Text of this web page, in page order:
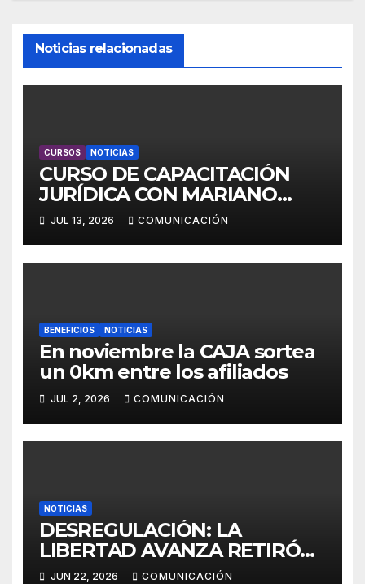
Noticias relacionadas
CURSOS NOTICIAS
CURSO DE CAPACITACIÓN
JURÍDICA CON MARIANO
ESPER
JUL 13, 2026 COMUNICACIÓN
BENEFICIOS NOTICIAS
En noviembre la CAJA sortea
un 0km entre los afiliados
JUL 2, 2026 COMUNICACIÓN
NOTICIAS
DESREGULACIÓN: LA
LIBERTAD AVANZA RETIRÓ
EL PROYECTO DE LEY EN
JUN 22, 2026 COMUNICACIÓN